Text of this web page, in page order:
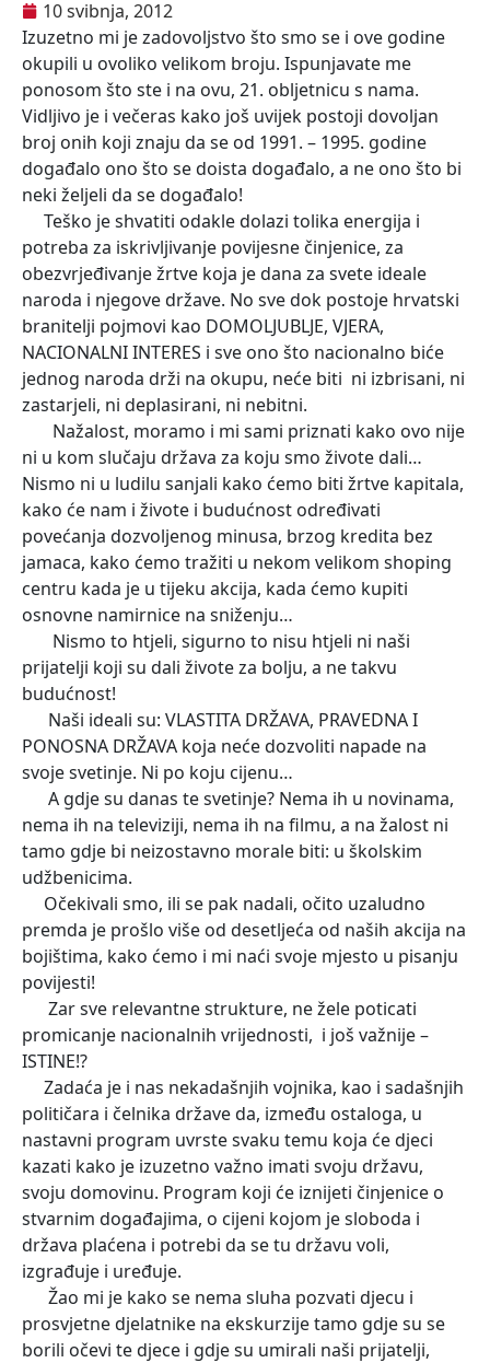
10 svibnja, 2012
Izuzetno mi je zadovoljstvo što smo se i ove godine
okupili u ovoliko velikom broju. Ispunjavate me
ponosom što ste i na ovu, 21. obljetnicu s nama.
Vidljivo je i večeras kako još uvijek postoji dovoljan
broj onih koji znaju da se od 1991. – 1995. godine
događalo ono što se doista događalo, a ne ono što bi
neki željeli da se događalo!
Teško je shvatiti odakle dolazi tolika energija i
potreba za iskrivljivanje povijesne činjenice, za
obezvrjeđivanje žrtve koja je dana za svete ideale
naroda i njegove države. No sve dok postoje hrvatski
branitelji pojmovi kao DOMOLJUBLJE, VJERA,
NACIONALNI INTERES i sve ono što nacionalno biće
jednog naroda drži na okupu, neće biti ni izbrisani, ni
zastarjeli, ni deplasirani, ni nebitni.
Nažalost, moramo i mi sami priznati kako ovo nije
ni u kom slučaju država za koju smo živote dali…
Nismo ni u ludilu sanjali kako ćemo biti žrtve kapitala,
kako će nam i živote i budućnost određivati
povećanja dozvoljenog minusa, brzog kredita bez
jamaca, kako ćemo tražiti u nekom velikom shoping
centru kada je u tijeku akcija, kada ćemo kupiti
osnovne namirnice na sniženju…
Nismo to htjeli, sigurno to nisu htjeli ni naši
prijatelji koji su dali živote za bolju, a ne takvu
budućnost!
Naši ideali su: VLASTITA DRŽAVA, PRAVEDNA I
PONOSNA DRŽAVA koja neće dozvoliti napade na
svoje svetinje. Ni po koju cijenu…
A gdje su danas te svetinje? Nema ih u novinama,
nema ih na televiziji, nema ih na filmu, a na žalost ni
tamo gdje bi neizostavno morale biti: u školskim
udžbenicima.
Očekivali smo, ili se pak nadali, očito uzaludno
premda je prošlo više od desetljeća od naših akcija na
bojištima, kako ćemo i mi naći svoje mjesto u pisanju
povijesti!
Zar sve relevantne strukture, ne žele poticati
promicanje nacionalnih vrijednosti, i još važnije –
ISTINE!?
Zadaća je i nas nekadašnjih vojnika, kao i sadašnjih
političara i čelnika države da, između ostaloga, u
nastavni program uvrste svaku temu koja će djeci
kazati kako je izuzetno važno imati svoju državu,
svoju domovinu. Program koji će iznijeti činjenice o
stvarnim događajima, o cijeni kojom je sloboda i
država plaćena i potrebi da se tu državu voli,
izgrađuje i uređuje.
Žao mi je kako se nema sluha pozvati djecu i
prosvjetne djelatnike na ekskurzije tamo gdje su se
borili očevi te djece i gdje su umirali naši prijatelji,